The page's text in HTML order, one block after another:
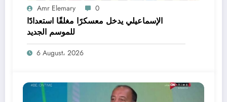
Amr Elemary 0
الإسماعيلي يدخل معسكرًا مغلقًا استعدادًا
للموسم الجديد
6 August، 2026